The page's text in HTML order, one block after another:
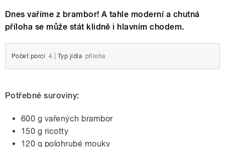
Dnes vaříme z brambor! A tahle moderní a chutná
příloha se může stát klidně i hlavním chodem.
Počet porcí 4 Typ jídla příloha
Potřebné suroviny:
600 g vařených brambor
150 g ricotty
120 g polohrubé mouky